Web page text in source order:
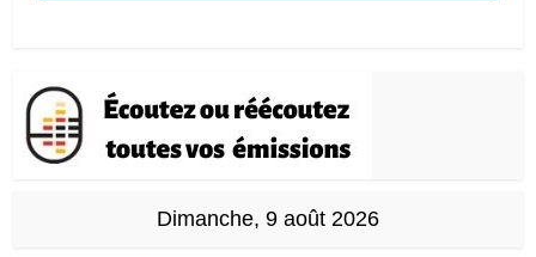
Dimanche, 9 août 2026